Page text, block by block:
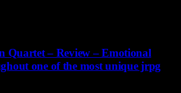
Quartet – Review – Emotional
one of the most unique jrpg